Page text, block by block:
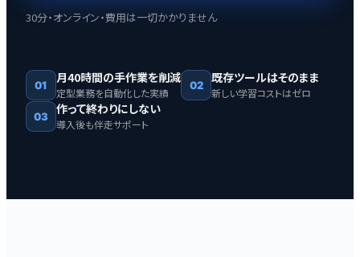
30分・オンライン・費用は一切かかりません
01 月40時間の手作業を削減
定型業務を自動化した実績
02 既存ツールはそのまま
新しい学習コストはゼロ
03 作って終わりにしない
導入後も伴走サポート